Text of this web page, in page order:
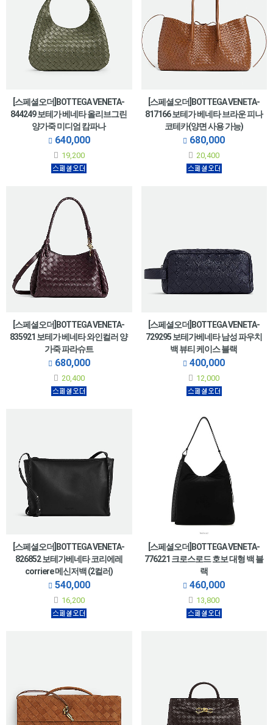
[스페셜오더]BOTTEGA VENETA-
844249 보테가 베네타 올리브그린
양가죽 미디엄 캄파나
640,000
19,200
[스페셜오더]BOTTEGA VENETA-
817166 보테가 베네타 브라운 피나
코테카(양면 사용 가능)
680,000
20,400
[스페셜오더]BOTTEGA VENETA-
835921 보테가 베네타 와인컬러 양
가죽 파라슈트
680,000
20,400
[스페셜오더]BOTTEGA VENETA-
729295 보테가베네타 남성 파우치
백 뷰티 케이스 블랙
400,000
12,000
[스페셜오더]BOTTEGA VENETA-
826852 보테가베네타 코리에레
corriere 메신저백 (2컬러)
540,000
16,200
[스페셜오더]BOTTEGA VENETA-
776221 크로스로드 호보 대형 백 블
랙
460,000
13,800